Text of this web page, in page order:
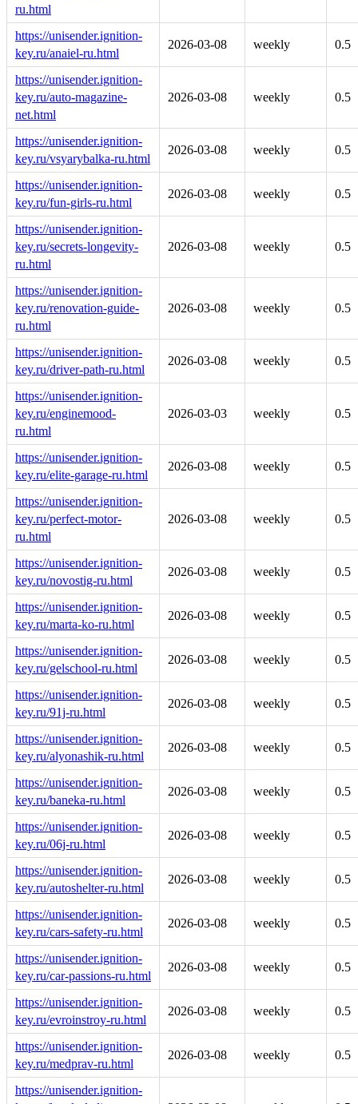
ru.html
https://unisender.ignition-
key.ru/anaiel-ru.html
2026-03-08 weekly 0.5
https://unisender.ignition-
key.ru/auto-magazine-
net.html
2026-03-08 weekly 0.5
https://unisender.ignition-
key.ru/vsyarybalka-ru.html
2026-03-08 weekly 0.5
https://unisender.ignition-
key.ru/fun-girls-ru.html
2026-03-08 weekly 0.5
https://unisender.ignition-
key.ru/secrets-longevity-
ru.html
2026-03-08 weekly 0.5
https://unisender.ignition-
key.ru/renovation-guide-
ru.html
2026-03-08 weekly 0.5
https://unisender.ignition-
key.ru/driver-path-ru.html
2026-03-08 weekly 0.5
https://unisender.ignition-
key.ru/enginemood-
ru.html
2026-03-03 weekly 0.5
https://unisender.ignition-
key.ru/elite-garage-ru.html
2026-03-08 weekly 0.5
https://unisender.ignition-
key.ru/perfect-motor-
ru.html
2026-03-08 weekly 0.5
https://unisender.ignition-
key.ru/novostig-ru.html
2026-03-08 weekly 0.5
https://unisender.ignition-
key.ru/marta-ko-ru.html
2026-03-08 weekly 0.5
https://unisender.ignition-
key.ru/gelschool-ru.html
2026-03-08 weekly 0.5
https://unisender.ignition-
key.ru/91j-ru.html
2026-03-08 weekly 0.5
https://unisender.ignition-
key.ru/alyonashik-ru.html
2026-03-08 weekly 0.5
https://unisender.ignition-
key.ru/baneka-ru.html
2026-03-08 weekly 0.5
https://unisender.ignition-
key.ru/06j-ru.html
2026-03-08 weekly 0.5
https://unisender.ignition-
key.ru/autoshelter-ru.html
2026-03-08 weekly 0.5
https://unisender.ignition-
key.ru/cars-safety-ru.html
2026-03-08 weekly 0.5
https://unisender.ignition-
key.ru/car-passions-ru.html
2026-03-08 weekly 0.5
https://unisender.ignition-
key.ru/evroinstroy-ru.html
2026-03-08 weekly 0.5
https://unisender.ignition-
key.ru/medprav-ru.html
2026-03-08 weekly 0.5
https://unisender.ignition-